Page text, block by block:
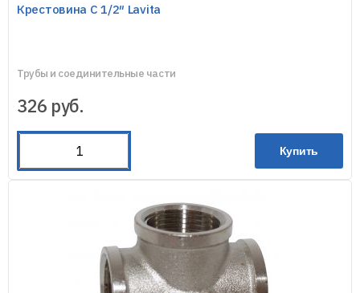
Крестовина C 1/2″ Lavita
Трубы и соединительные части
326 руб.
Купить